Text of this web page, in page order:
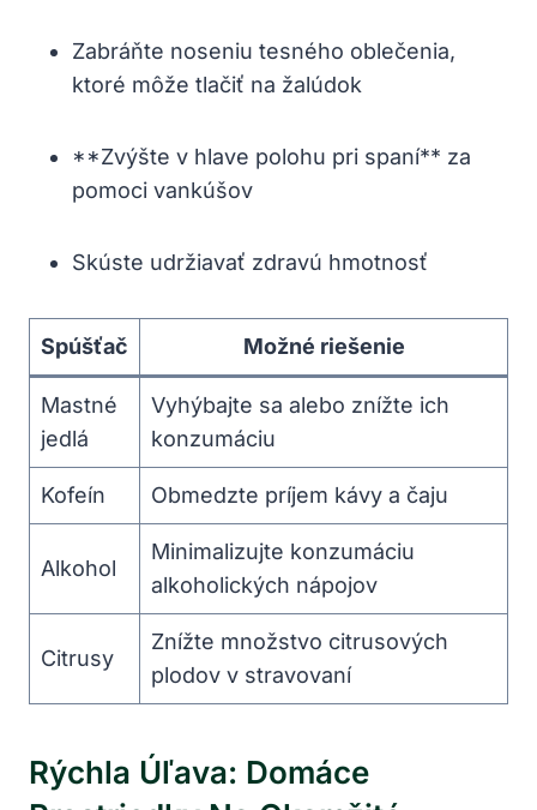
Zabráňte noseniu tesného oblečenia,
ktoré môže tlačiť na žalúdok
**Zvýšte v hlave polohu pri spaní** za
pomoci vankúšov
Skúste udržiavať zdravú hmotnosť
Spúšťač Možné riešenie
Mastné
jedlá
Vyhýbajte sa alebo znížte ich
konzumáciu
Kofeín Obmedzte príjem kávy a čaju
Alkohol
Minimalizujte konzumáciu
alkoholických nápojov
Citrusy
Znížte množstvo citrusových
plodov v stravovaní
Rýchla Úľava: Domáce